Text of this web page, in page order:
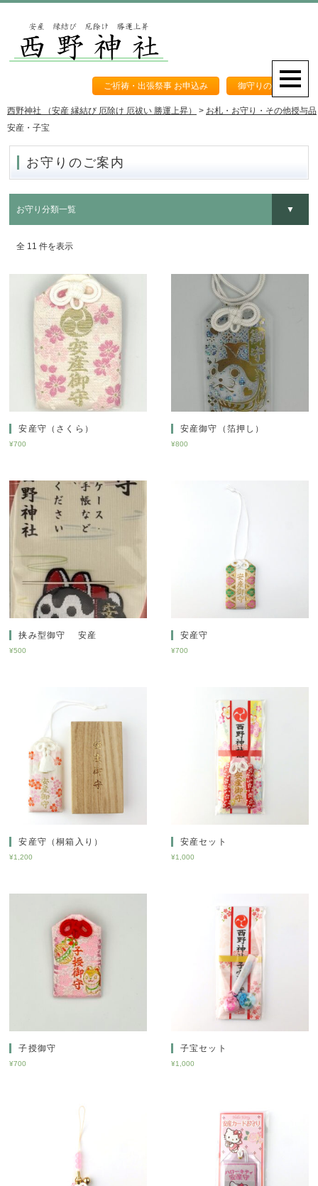
ご祈祷・出張祭事 お申込み 御守りのご案内
西野神社 （安産 縁結び 厄除け 厄祓い 勝運上昇） > お札・お守り・その他授与品
安産・子宝
お守りのご案内
お守り分類一覧
全 11 件を表示
安産守（さくら）
¥700
安産御守（箔押し）
¥800
挟み型御守 安産
¥500
安産守
¥700
安産守（桐箱入り）
¥1,200
安産セット
¥1,000
子授御守
¥700
子宝セット
¥1,000